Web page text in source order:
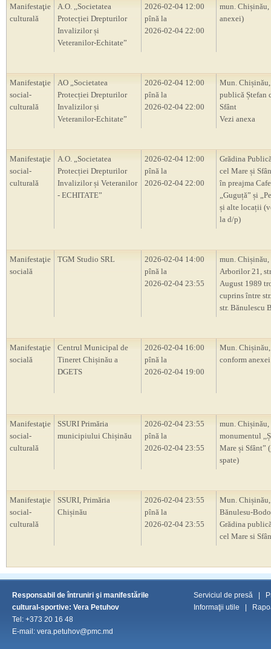
Manifestaţie
culturală
A.O. ,,Societatea
Protecției Drepturilor
Invalizilor și
Veteranilor-Echitate”
2026-02-04 12:00
pînă la
2026-02-04 22:00
mun.
anexei)
Manifestaţie
social-
culturală
AO „Societatea
Protecției Drepturilor
Invalizilor și
Veteranilor-Echitate”
2026-02-04 12:00
pînă la
2026-02-04 22:00
Mun.
publică Ștefan
Sfânt
Vezi anexa
Manifestaţie
social-
culturală
A.O. „Societatea
Protecției Drepturilor
Invalizilor și Veteranilor
- ECHITATE”
2026-02-04 12:00
pînă la
2026-02-04 22:00
Grădina
cel Mare și
în preajma
„Guguță” și
și alte locații
la d/p)
Manifestaţie
socială
TGM Studio SRL
2026-02-04 14:00
pînă la
2026-02-04 23:55
mun. Chișinău,
Arborilor 21,
August 1989
cuprins între
str. Bănulescu
Manifestaţie
socială
Centrul Municipal de
Tineret Chișinău a
DGETS
2026-02-04 16:00
pînă la
2026-02-04 19:00
Mun.
conform anexei
Manifestaţie
social-
culturală
SSURI Primăria
municipiului Chișinău
2026-02-04 23:55
pînă la
2026-02-04 23:55
mun. Chișinău,
monumentul
Mare și Sfânt”
spate)
Manifestaţie
social-
culturală
SSURI, Primăria
Chișinău
2026-02-04 23:55
pînă la
2026-02-04 23:55
Mun. Chișinău,
Bănulesu-
Grădina
cel Mare si
Responsabil de întruniri şi manifestările
cultural-sportive: Vera Petuhov
Tel: +373 20 16 48
E-mail: vera.petuhov@pmc.md
Serviciul de presă
Informaţii utile